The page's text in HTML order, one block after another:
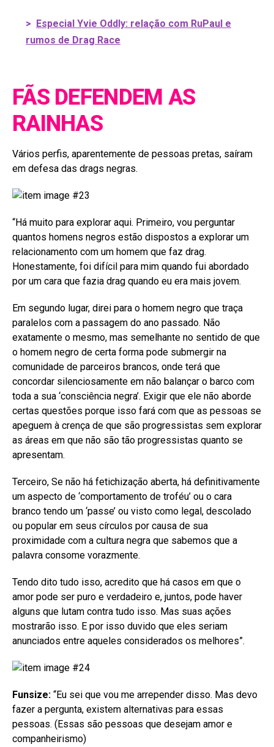
> Especial Yvie Oddly: relação com RuPaul e
rumos de Drag Race
FÃS DEFENDEM AS
RAINHAS
Vários perfis, aparentemente de pessoas pretas, saíram
em defesa das drags negras.
“Há muito para explorar aqui. Primeiro, vou perguntar
quantos homens negros estão dispostos a explorar um
relacionamento com um homem que faz drag.
Honestamente, foi difícil para mim quando fui abordado
por um cara que fazia drag quando eu era mais jovem.
Em segundo lugar, direi para o homem negro que traça
paralelos com a passagem do ano passado. Não
exatamente o mesmo, mas semelhante no sentido de que
o homem negro de certa forma pode submergir na
comunidade de parceiros brancos, onde terá que
concordar silenciosamente em não balançar o barco com
toda a sua ‘consciência negra’. Exigir que ele não aborde
certas questões porque isso fará com que as pessoas se
apeguem à crença de que são progressistas sem explorar
as áreas em que não são tão progressistas quanto se
apresentam.
Terceiro, Se não há fetichização aberta, há definitivamente
um aspecto de ‘comportamento de troféu’ ou o cara
branco tendo um ‘passe’ ou visto como legal, descolado
ou popular em seus círculos por causa de sua
proximidade com a cultura negra que sabemos que a
palavra consome vorazmente.
Tendo dito tudo isso, acredito que há casos em que o
amor pode ser puro e verdadeiro e, juntos, pode haver
alguns que lutam contra tudo isso. Mas suas ações
mostrarão isso. E por isso duvido que eles seriam
anunciados entre aqueles considerados os melhores”.
Funsize: “Eu sei que vou me arrepender disso. Mas devo
fazer a pergunta, existem alternativas para essas
pessoas. (Essas são pessoas que desejam amor e
companheirismo)